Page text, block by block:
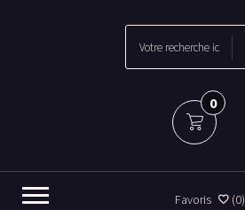
0
Favoris (0)